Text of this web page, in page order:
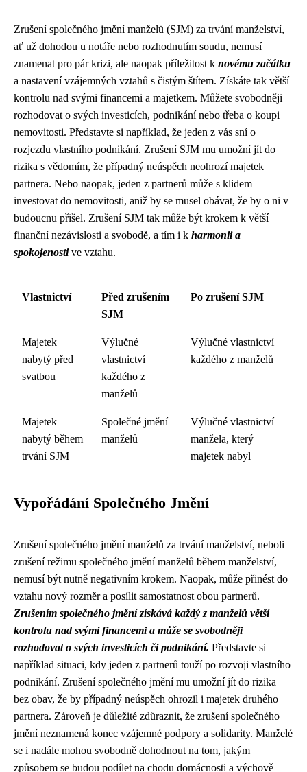
Zrušení společného jmění manželů (SJM) za trvání manželství,
ať už dohodou u notáře nebo rozhodnutím soudu, nemusí
znamenat pro pár krizi, ale naopak příležitost k novému začátku
a nastavení vzájemných vztahů s čistým štítem. Získáte tak větší
kontrolu nad svými financemi a majetkem. Můžete svobodněji
rozhodovat o svých investicích, podnikání nebo třeba o koupi
nemovitosti. Představte si například, že jeden z vás sní o
rozjezdu vlastního podnikání. Zrušení SJM mu umožní jít do
rizika s vědomím, že případný neúspěch neohrozí majetek
partnera. Nebo naopak, jeden z partnerů může s klidem
investovat do nemovitosti, aniž by se musel obávat, že by o ni v
budoucnu přišel. Zrušení SJM tak může být krokem k větší
finanční nezávislosti a svobodě, a tím i k harmonii a
spokojenostive vztahu.
Vlastnictví
Před zrušením
SJM
Po zrušení SJM
Majetek
nabytý před
svatbou
Výlučné
vlastnictví
každého z
manželů
Výlučné vlastnictví
každého z manželů
Majetek
nabytý během
trvání SJM
Společné jmění
manželů
Výlučné vlastnictví
manžela, který
majetek nabyl
Vypořádání Společného Jmění
Zrušení společného jmění manželů za trvání manželství, neboli
zrušení režimu společného jmění manželů během manželství,
nemusí být nutně negativním krokem. Naopak, může přinést do
vztahu nový rozměr a posílit samostatnost obou partnerů.
Zrušením společného jmění získává každý z manželů větší
kontrolu nad svými financemi a může se svobodněji
rozhodovat o svých investicích či podnikání. Představte si
například situaci, kdy jeden z partnerů touží po rozvoji vlastního
podnikání. Zrušení společného jmění mu umožní jít do rizika
bez obav, že by případný neúspěch ohrozil i majetek druhého
partnera. Zároveň je důležité zdůraznit, že zrušení společného
jmění neznamená konec vzájemné podpory a solidarity. Manželé
se i nadále mohou svobodně dohodnout na tom, jakým
způsobem se budou podílet na chodu domácnosti a výchově